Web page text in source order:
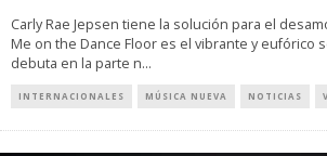
Carly Rae Jepsen tiene la solución para el
Me on the Dance Floor es el vibrante y eufórico
debuta en la parte n...
INTERNACIONALES MÚSICA NUEVA NOTICIAS